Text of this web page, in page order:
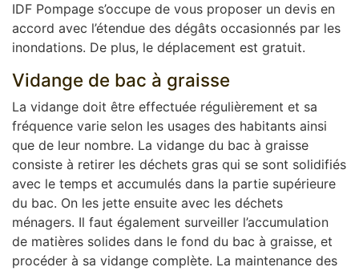
IDF Pompage s’occupe de vous proposer un devis en
accord avec l’étendue des dégâts occasionnés par les
inondations. De plus, le déplacement est gratuit.
Vidange de bac à graisse
La vidange doit être effectuée régulièrement et sa
fréquence varie selon les usages des habitants ainsi
que de leur nombre. La vidange du bac à graisse
consiste à retirer les déchets gras qui se sont solidifiés
avec le temps et accumulés dans la partie supérieure
du bac. On les jette ensuite avec les déchets
ménagers. Il faut également surveiller l’accumulation
de matières solides dans le fond du bac à graisse, et
procéder à sa vidange complète. La maintenance des